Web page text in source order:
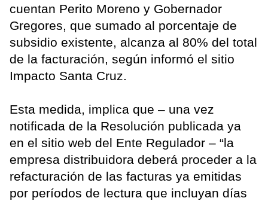
cuentan Perito Moreno y Gobernador
Gregores, que sumado al porcentaje de
subsidio existente, alcanza al 80% del total
de la facturación, según informó el sitio
Impacto Santa Cruz.
Esta medida, implica que – una vez
notificada de la Resolución publicada ya
en el sitio web del Ente Regulador – “la
empresa distribuidora deberá proceder a la
refacturación de las facturas ya emitidas
por períodos de lectura que incluyan días